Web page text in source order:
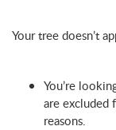
Your tree doesn’t
You’re
are excluded
reasons.